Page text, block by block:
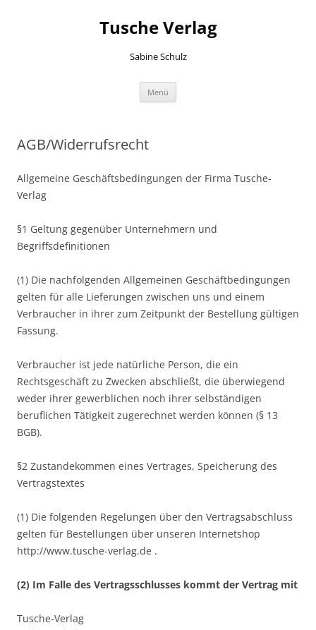
Tusche Verlag
Sabine Schulz
Menü
AGB/Widerrufsrecht
Allgemeine Geschäftsbedingungen der Firma Tusche-
Verlag
§1 Geltung gegenüber Unternehmern und
Begriffsdefinitionen
(1) Die nachfolgenden Allgemeinen Geschäftbedingungen
gelten für alle Lieferungen zwischen uns und einem
Verbraucher in ihrer zum Zeitpunkt der Bestellung gültigen
Fassung.
Verbraucher ist jede natürliche Person, die ein
Rechtsgeschäft zu Zwecken abschließt, die überwiegend
weder ihrer gewerblichen noch ihrer selbständigen
beruflichen Tätigkeit zugerechnet werden können (§ 13
BGB).
§2 Zustandekommen eines Vertrages, Speicherung des
Vertragstextes
(1) Die folgenden Regelungen über den Vertragsabschluss
gelten für Bestellungen über unseren Internetshop
http://www.tusche-verlag.de .
(2) Im Falle des Vertragsschlusses kommt der Vertrag mit
Tusche-Verlag